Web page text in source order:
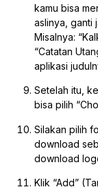
kamu bisa
aslinya, ganti
Misalnya:
“Catatan
aplikasi
Setelah itu,
bisa pilih
Silakan pilih
download
download
Klik “Add”